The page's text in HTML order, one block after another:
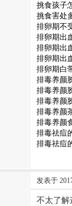
挑食孩子
挑食害处
排卵期不
排卵期出
排卵期出
排卵期出
排卵期白
排毒养颜
排毒养颜
排毒养颜
排毒养颜
排毒养颜
排毒祛痘
排毒祛痘
发表于
不太了解